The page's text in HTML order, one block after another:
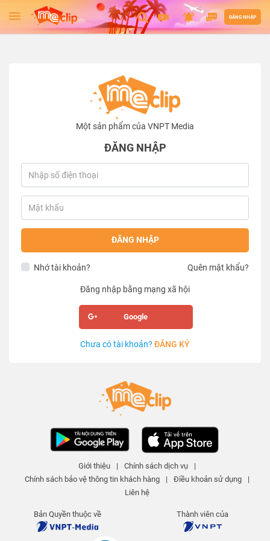
ĐĂNG NHẬP
Một sản phẩm của VNPT Media
ĐĂNG NHẬP
ĐĂNG NHẬP
Nhớ tài khoản? Quên mật khẩu?
Đăng nhập bằng mạng xã hội
Google
Chưa có tài khoản? ĐĂNG KÝ
Giới thiệu | Chính sách dịch vụ
|
Chính sách bảo vệ thông tin khách hàng
| Điều khoản sử dụng
|
Liên hệ
Bản Quyền thuộc về Thành viên của